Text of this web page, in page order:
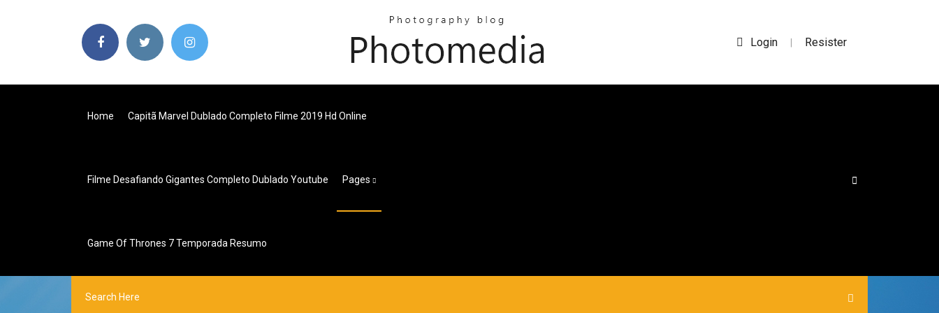
Login | Resister
Home Capitã Marvel Dublado Completo Filme 2019 Hd Online
Filme Desafiando Gigantes Completo Dublado Youtube Pages
Game Of Thrones 7 Temporada Resumo